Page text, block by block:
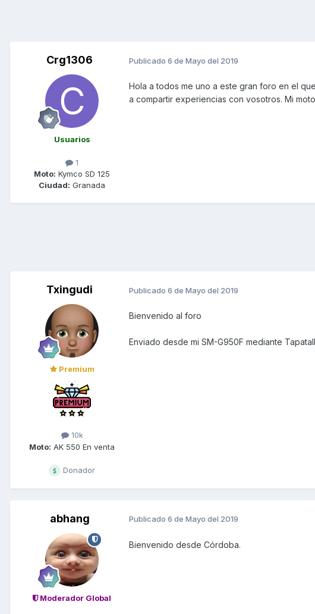
Crg1306
Usuarios
1
Moto: Kymco SD 125
Ciudad: Granada
Publicado 6 de Mayo del 2019
Hola a todos me uno a este gran foro en el
a compartir experiencias con vosotros. Mi
Txingudi
Premium
10k
Moto: AK 550 En venta
Donador
Publicado 6 de Mayo del 2019
Bienvenido al foro
Enviado desde mi SM-G950F mediante
abhang
Moderador Global
Publicado 6 de Mayo del 2019
Bienvenido desde Córdoba.